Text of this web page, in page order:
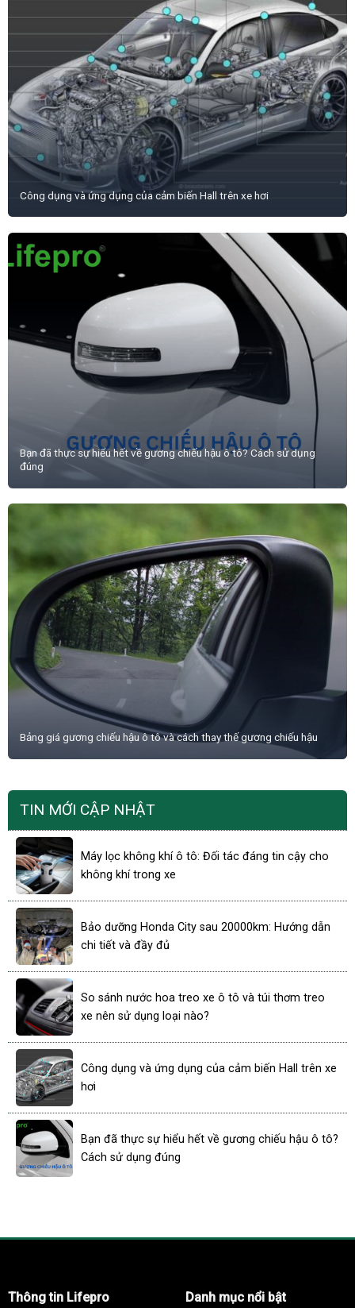
Công dụng và ứng dụng của cảm biến Hall trên xe hơi
Bạn đã thực sự hiểu hết về gương chiếu hậu ô tô? Cách sử dụng
đúng
Bảng giá gương chiếu hậu ô tô và cách thay thế gương chiếu hậu
TIN MỚI CẬP NHẬT
Máy lọc không khí ô tô: Đối tác đáng tin cậy cho
không khí trong xe
Bảo dưỡng Honda City sau 20000km: Hướng dẫn
chi tiết và đầy đủ
So sánh nước hoa treo xe ô tô và túi thơm treo
xe nên sử dụng loại nào?
Công dụng và ứng dụng của cảm biến Hall trên xe
hơi
Bạn đã thực sự hiểu hết về gương chiếu hậu ô tô?
Cách sử dụng đúng
Thông tin Lifepro
Danh mục nổi bật